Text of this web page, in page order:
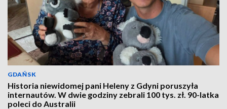
GDAŃSK
Historia niewidomej pani Heleny z Gdyni poruszyła
internautów. W dwie godziny zebrali 100 tys. zł. 90-latka
poleci do Australii